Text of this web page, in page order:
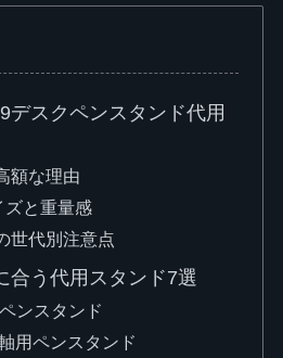
デスクペンスタンド代用
額な理由
ズと重量感
世代別注意点
合う代用スタンド7選
ンスタンド
用ペンスタンド